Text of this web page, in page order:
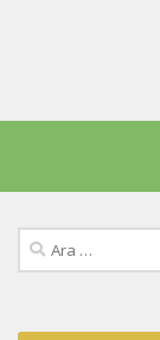
Arama: